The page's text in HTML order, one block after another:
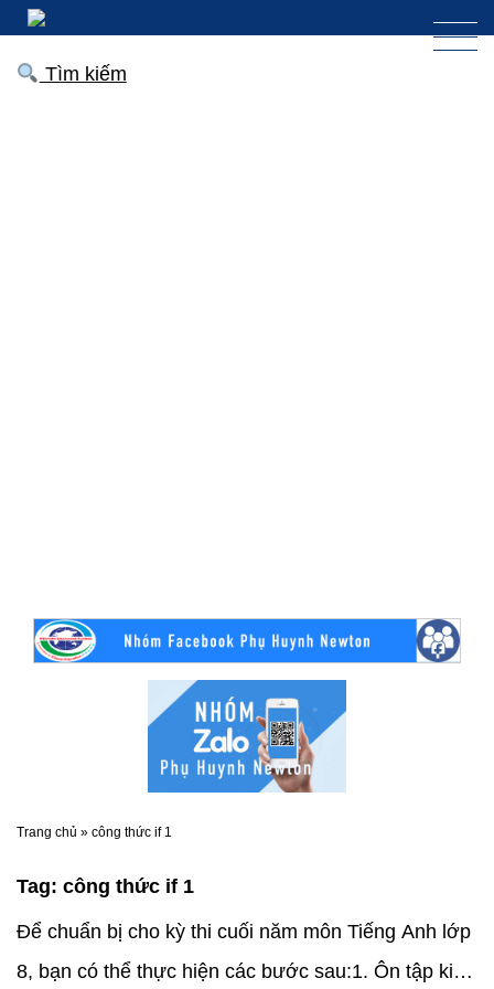
Tìm kiếm
Trang chủ » công thức if 1
Tag: công thức if 1
Để chuẩn bị cho kỳ thi cuối năm môn Tiếng Anh lớp
8, bạn có thể thực hiện các bước sau:1. Ôn tập kiến